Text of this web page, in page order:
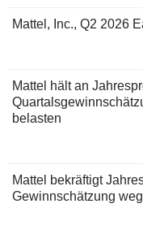
Mattel, Inc., Q2 2026
Mattel hält an
belasten
Mattel bekräftigt
Gewinnschätzung